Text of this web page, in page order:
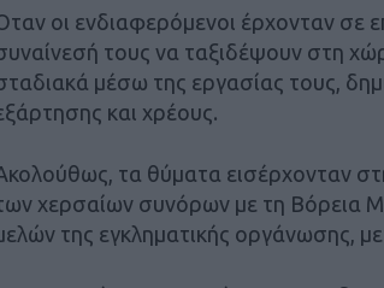
οι ενδιαφερόμενοι έρχονταν σε
τους να ταξιδέψουν στη
μέσω της εργασίας τους,
και χρέους.
τα θύματα εισέρχονταν
χερσαίων συνόρων με τη Βόρεια
της εγκληματικής οργάνωσης,